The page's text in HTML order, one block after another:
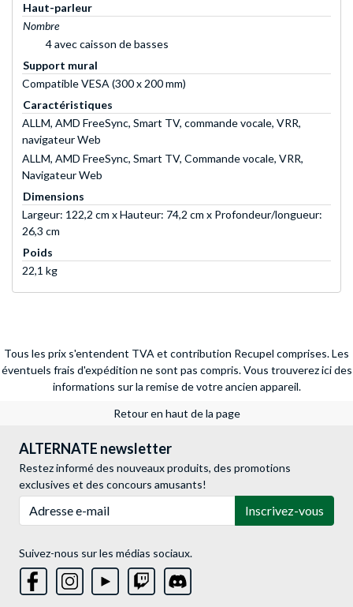
Haut-parleur
Nombre
4 avec caisson de basses
Support mural
Compatible VESA (300 x 200 mm)
Caractéristiques
ALLM, AMD FreeSync, Smart TV, commande vocale, VRR,
navigateur Web
ALLM, AMD FreeSync, Smart TV, Commande vocale, VRR,
Navigateur Web
Dimensions
Largeur: 122,2 cm x Hauteur: 74,2 cm x Profondeur/longueur:
26,3 cm
Poids
22,1 kg
Tous les prix s'entendent TVA et contribution Recupel comprises. Les
éventuels frais d'expédition ne sont pas compris. Vous trouverez ici des
informations sur la remise de votre ancien appareil.
Retour en haut de la page
ALTERNATE newsletter
Restez informé des nouveaux produits, des promotions
exclusives et des concours amusants!
Inscrivez-vous
Suivez-nous sur les médias sociaux.